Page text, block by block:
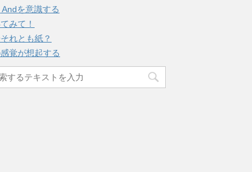
Andを意識する
みて！
れとも紙？
覚が想起する